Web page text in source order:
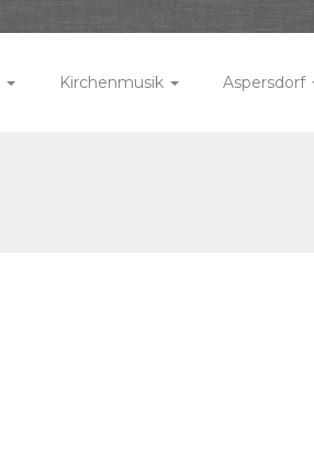
Kirchenmusik Aspersdorf